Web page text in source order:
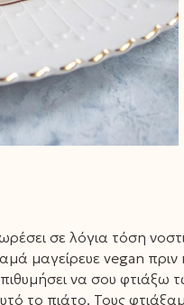
σε λόγια τόση
μαγείρευε vegan
να σου φτιάξω
το πιάτο. Τους